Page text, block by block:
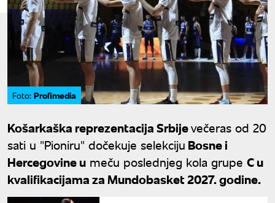
Foto: Profimedia
Košarkaška reprezentacija Srbijevečeras od 20
sati u "Pioniru" dočekuje selekciju Bosne i
Hercegovine u meču poslednjeg kola grupe C u
kvalifikacijama za Mundobasket 2027. godine.